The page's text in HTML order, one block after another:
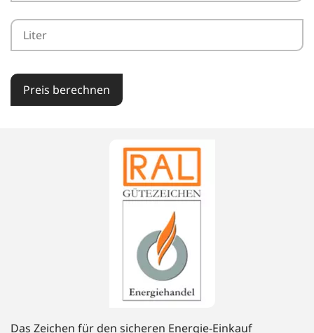
Preis berechnen
Das Zeichen für den sicheren Energie-Einkauf